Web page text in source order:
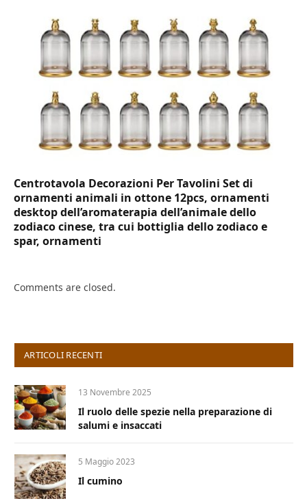
Centrotavola Decorazioni Per Tavolini Set di
ornamenti animali in ottone 12pcs, ornamenti
desktop dell’aromaterapia dell’animale dello
zodiaco cinese, tra cui bottiglia dello zodiaco e
spar, ornamenti
Comments are closed.
ARTICOLI RECENTI
13 Novembre 2025
Il ruolo delle spezie nella preparazione di
salumi e insaccati
5 Maggio 2023
Il cumino